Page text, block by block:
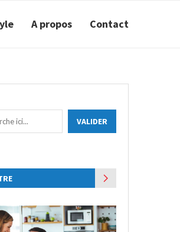
A propos Contact
VALIDER